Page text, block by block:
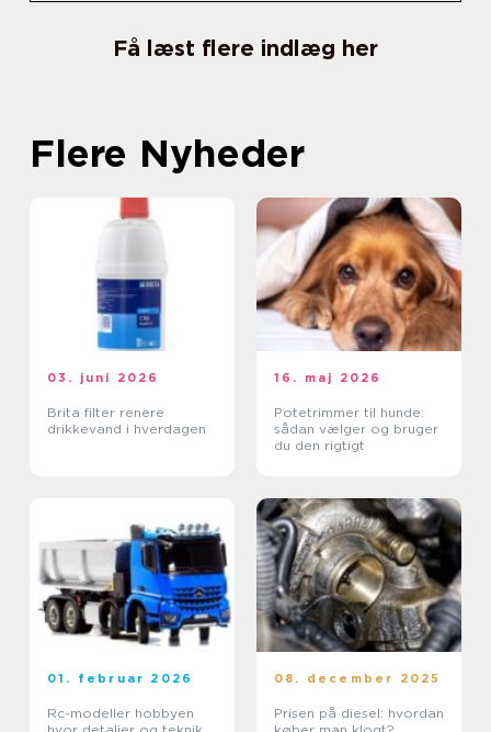
Få læst flere indlæg her
Flere Nyheder
03. juni 2026
Brita filter renere
drikkevand i hverdagen
16. maj 2026
Potetrimmer til hunde:
sådan vælger og bruger
du den rigtigt
01. februar 2026
Rc-modeller hobbyen
08. december 2025
Prisen på diesel: hvordan